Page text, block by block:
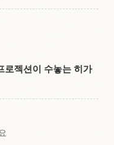
젝션이 수놓는 히가